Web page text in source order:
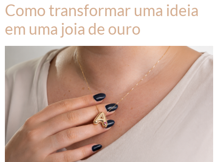
Como transformar uma ideia
em uma joia de ouro